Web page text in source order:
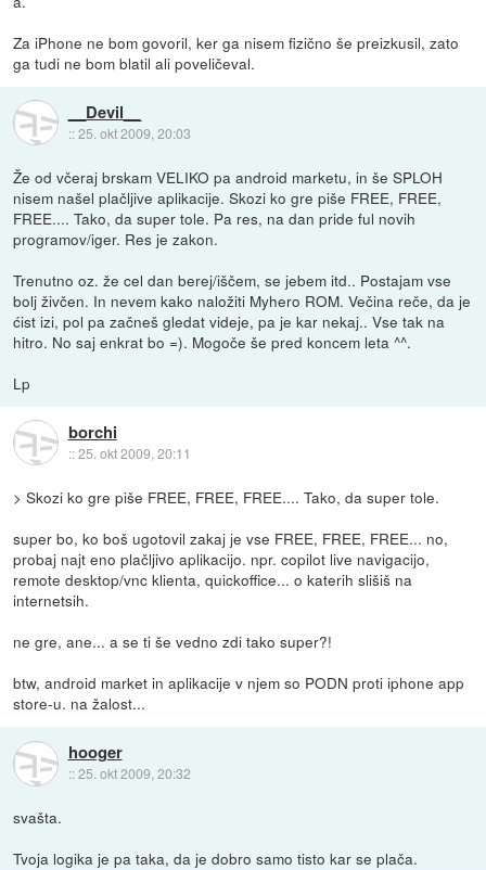
Za iPhone ne bom govoril, ker ga nisem fizično še preizkusil, zato
ga tudi ne bom blatil ali poveličeval.
__Devil__
::25. okt 2009, 20:03
Že od včeraj brskam VELIKO pa android marketu, in še SPLOH
nisem našel plačljive aplikacije. Skozi ko gre piše FREE, FREE,
FREE.... Tako, da super tole. Pa res, na dan pride ful novih
programov/iger. Res je zakon.
Trenutno oz. že cel dan berej/iščem, se jebem itd.. Postajam vse
bolj živčen. In nevem kako naložiti Myhero ROM. Večina reče, da je
ćist izi, pol pa začneš gledat videje, pa je kar nekaj.. Vse tak na
hitro. No saj enkrat bo =). Mogoče še pred koncem leta ^^.
Lp
borchi
::25. okt 2009, 20:11
> Skozi ko gre piše FREE, FREE, FREE.... Tako, da super tole.
super bo, ko boš ugotovil zakaj je vse FREE, FREE, FREE... no,
probaj najt eno plačljivo aplikacijo. npr. copilot live navigacijo,
remote desktop/vnc klienta, quickoffice... o katerih slišiš na
internetsih.
ne gre, ane... a se ti še vedno zdi tako super?!
btw, android market in aplikacije v njem so PODN proti iphone app
store-u. na žalost...
hooger
::25. okt 2009, 20:32
svašta.
Tvoja logika je pa taka, da je dobro samo tisto kar se plača.